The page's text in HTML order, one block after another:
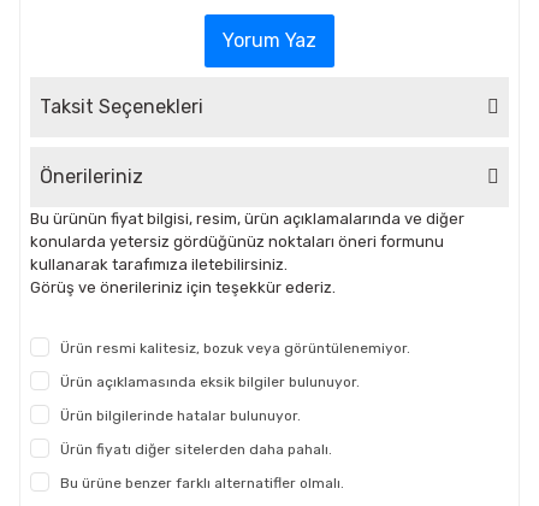
Yorum Yaz
Taksit Seçenekleri
Önerileriniz
Bu ürünün fiyat bilgisi, resim, ürün açıklamalarında ve diğer
konularda yetersiz gördüğünüz noktaları öneri formunu
kullanarak tarafımıza iletebilirsiniz.
Görüş ve önerileriniz için teşekkür ederiz.
Ürün resmi kalitesiz, bozuk veya görüntülenemiyor.
Ürün açıklamasında eksik bilgiler bulunuyor.
Ürün bilgilerinde hatalar bulunuyor.
Ürün fiyatı diğer sitelerden daha pahalı.
Bu ürüne benzer farklı alternatifler olmalı.